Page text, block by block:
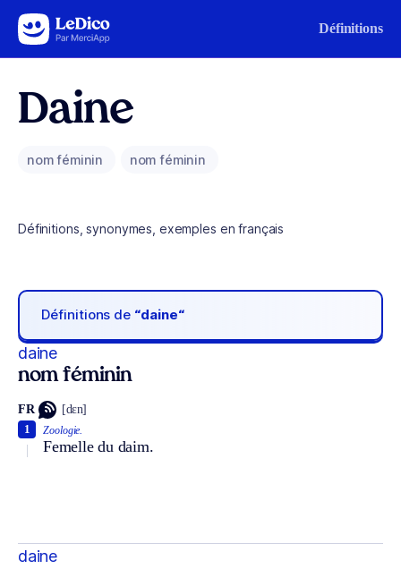
Aller au contenu Définitions
Daine
nom féminin nom féminin
Définitions, synonymes, exemples en français
Définitions de “daine“
daine
nom féminin
FR [dɛn]
Zoologie.
Femelle du daim.
1
daine